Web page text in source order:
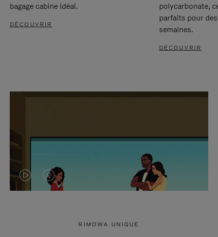
bagage cabine idéal.
DÉCOUVRIR
polycarbonate,
parfaits pour
semaines.
DÉCOUVRIR
LA LE
RIMOWA UNIQUE